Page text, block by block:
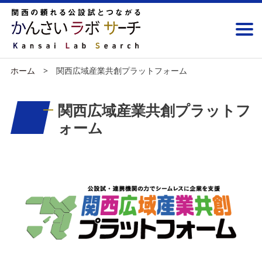
ホーム 関西広域産業共創プラットフォーム
関西広域産業共創プラットフ
ォーム